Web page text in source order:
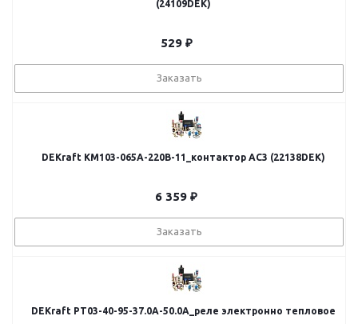
(24109DEK)
529₽
Заказать
DEKraft КМ103-065A-220B-11_контактор AC3 (22138DEK)
6 359 ₽
Заказать
DEKraft РТ03-40-95-37.0A-50.0A_реле электронно тепловое